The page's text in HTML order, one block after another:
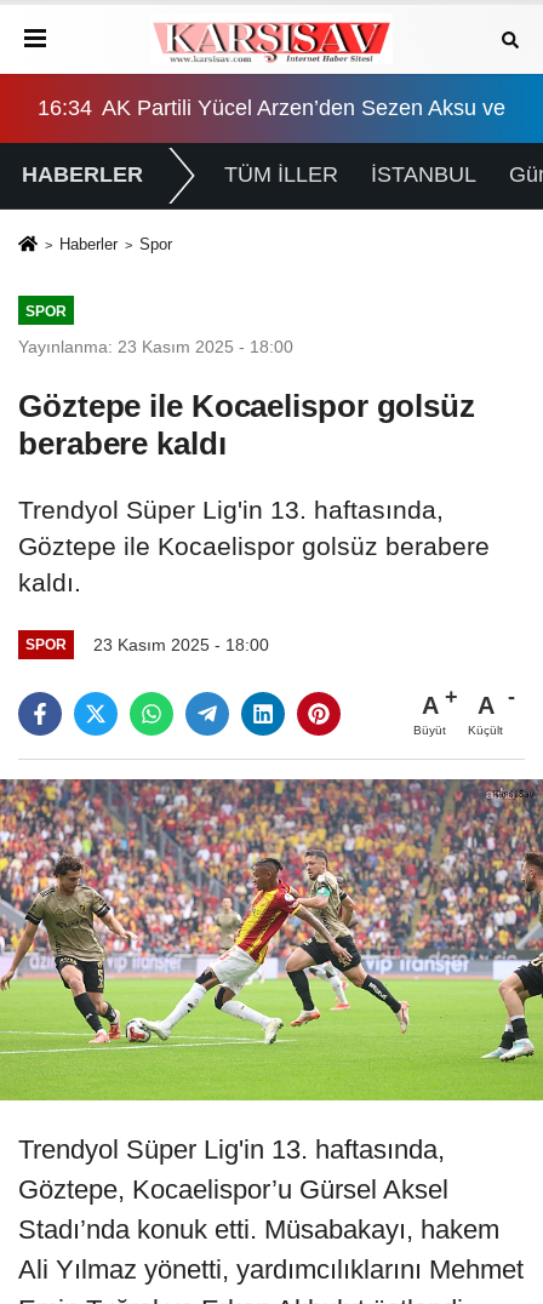
"Kanla yazılan mürekkeple silinmez"
16:34 AK Partili Yücel Arzen’den Sezen Aksu ve
HABERLER TÜM İLLER İSTANBUL
Haberler Spor
SPOR
Yayınlanma: 23 Kasım 2025 - 18:00
Göztepe ile Kocaelispor golsüz
berabere kaldı
Trendyol Süper Lig'in 13. haftasında,
Göztepe ile Kocaelispor golsüz berabere
kaldı.
SPOR 23 Kasım 2025 - 18:00
A
Büyüt
A
Küçült
Trendyol Süper Lig'in 13. haftasında,
Göztepe, Kocaelispor’u Gürsel Aksel
Stadı’nda konuk etti. Müsabakayı, hakem
Ali Yılmaz yönetti, yardımcılıklarını Mehmet